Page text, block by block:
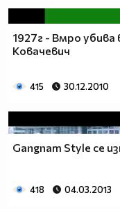
1927г - Вмро
Ковачевич
415 30.12.2010
Gangnam Style се
418 04.03.2013